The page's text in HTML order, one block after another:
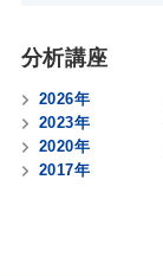
分析講座
2026年
2023年
2020年
2017年